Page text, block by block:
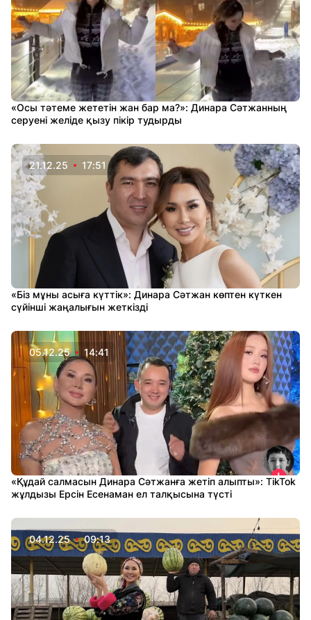
«Осы тәтеме жететін жан бар ма?»: Динара Сәтжанның
серуені желіде қызу пікір тудырды
21.12.25 17:51
«Біз мұны асыға күттік»: Динара Сәтжан көптен күткен
сүйінші жаңалығын жеткізді
05.12.25 14:41
«Құдай салмасын Динара Сәтжанға жетіп алыпты»: TikTok
жұлдызы Ерсін Есенаман ел талқысына түсті
04.12.25 09:13